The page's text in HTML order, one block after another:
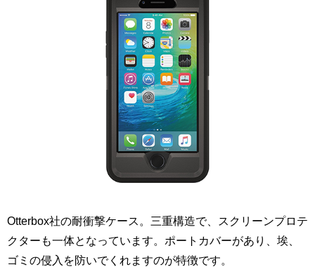
Otterbox社の耐衝撃ケース。三重構造で、スクリーンプロテ
クターも一体となっています。ポートカバーがあり、埃、
ゴミの侵入を防いでくれますのが特徴です。